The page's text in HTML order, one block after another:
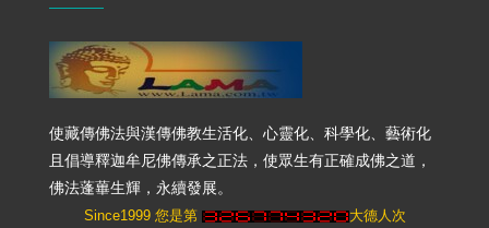
使藏傳佛法與漢傳佛教生活化、心靈化、科學化、藝術化
且倡導釋迦牟尼佛傳承之正法，使眾生有正確成佛之道，
佛法蓬蓽生輝，永續發展。
Since1999 您是第 大德人次